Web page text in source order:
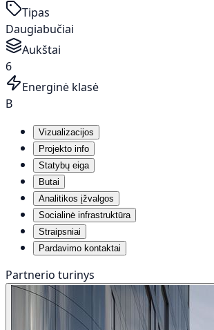
Tipas
Daugiabučiai
Aukštai
6
Energinė klasė
B
Vizualizacijos
Projekto info
Statybų eiga
Butai
Analitikos įžvalgos
Socialinė infrastruktūra
Straipsniai
Pardavimo kontaktai
Partnerio turinys